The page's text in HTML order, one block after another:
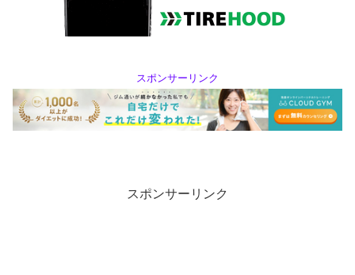
スポンサーリンク
スポンサーリンク